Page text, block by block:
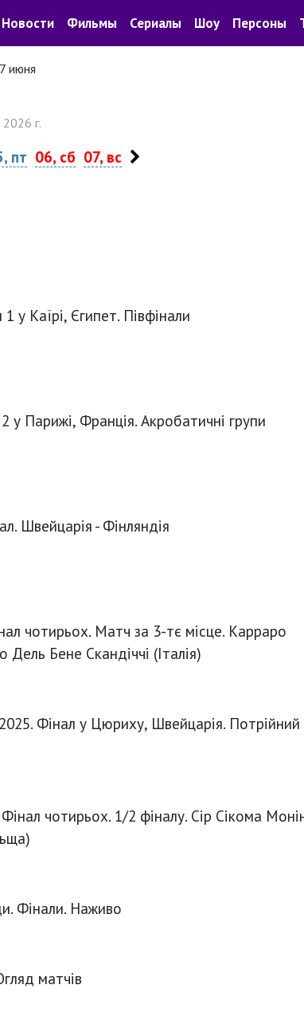
Новости Фильмы Сериалы Шоу Персоны
июня
г.
пт 06, сб 07, вс
у Каїрі, Єгипет. Півфінали
у Парижі, Франція. Акробатичні групи
Швейцарія - Фінляндія
чотирьох. Матч за 3-тє місце. Карраро
Бене Скандіччі (Італія)
Фінал у Цюриху, Швейцарія. Потрійний
чотирьох. 1/2 фіналу. Сір Сікома
Фінали. Наживо
матчів